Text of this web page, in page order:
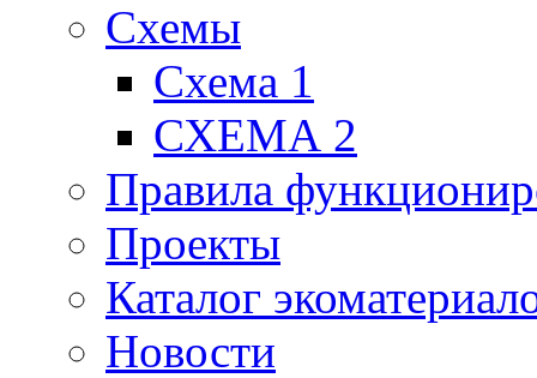
Схемы
Схема 1
СХЕМА 2
Правила
Проекты
Каталог
Новости